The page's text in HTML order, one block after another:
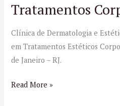
Tratamentos
Clínica de Dermatologia e
em Tratamentos Estéticos
de Janeiro – RJ.
Read More »